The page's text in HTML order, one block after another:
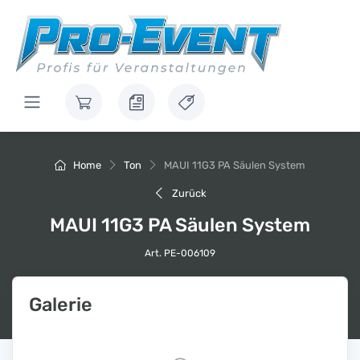
Home Ton MAUI 11G3 PA Säulen System
Zurück
MAUI 11G3 PA Säulen System
Art. PE-006109
Galerie